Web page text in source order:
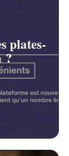
plates-
?